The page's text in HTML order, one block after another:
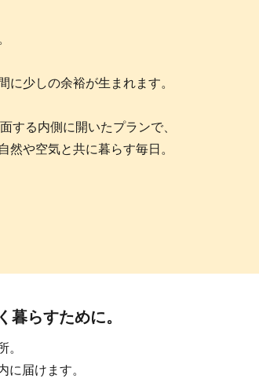
少しの余裕が生まれます。
する内側に開いたプランで、
や空気と共に暮らす毎日。
暮らすために。
届けます。